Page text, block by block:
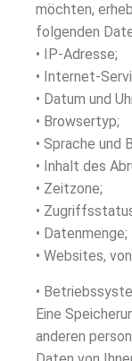
möchten,
folgenden
• IP-Adresse;
• Internet-
• Datum und
• Browsertyp;
• Sprache und
• Inhalt des
• Zeitzone;
•
• Datenmenge;
• Websites,
•
Eine
anderen